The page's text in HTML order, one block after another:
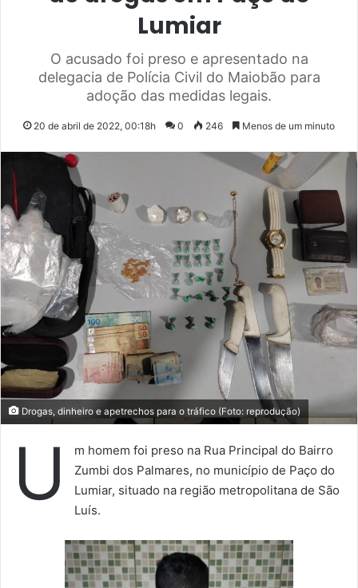
Lumiar
O acusado foi preso e apresentado na
delegacia de Polícia Civil do Maiobão para
adoção das medidas legais.
20 de abril de 2022, 00:18h 0 246 Menos de um minuto
Drogas, dinheiro e apetrechos para o tráfico (Foto: reprodução)
U
m homem foi preso na Rua Principal do Bairro
Zumbi dos Palmares, no município de Paço do
Lumiar, situado na região metropolitana de São
Luís.